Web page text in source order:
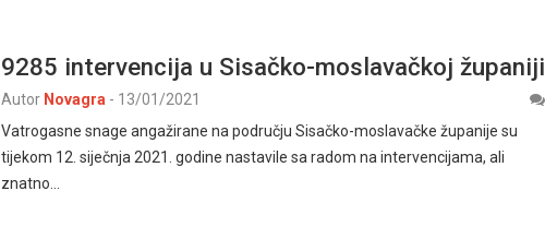
9285 intervencija u Sisačko-moslavačkoj županiji
Autor Novagra - 13/01/2021
Vatrogasne snage angažirane na području Sisačko-moslavačke županije su
tijekom 12. siječnja 2021. godine nastavile sa radom na intervencijama, ali
znatno…